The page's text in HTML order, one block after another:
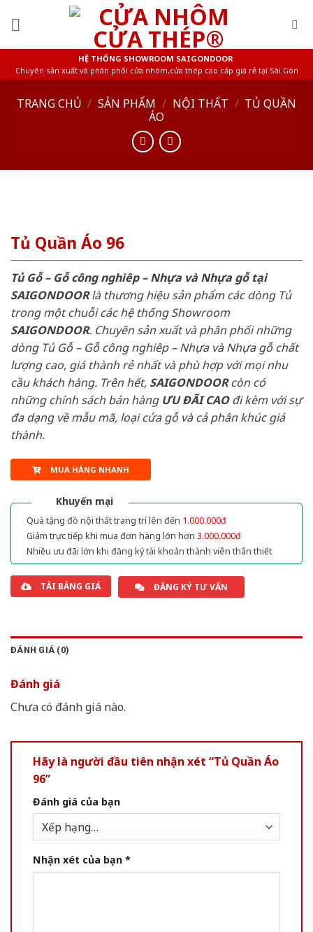
HỆ THỐNG SHOWROOM SAIGONDOOR
Chuyên sản xuất và phân phối cửa nhôm,cửa thép cao cấp giá rẻ tại Sài Gòn
TRANG CHỦ / SẢN PHẨM / NỘI THẤT / TỦ QUẦN
ÁO
Tủ Quần Áo 96
Tủ Gỗ – Gỗ công nghiêp – Nhựa và Nhựa gỗ tại
SAIGONDOORlà thương hiệu sản phẩm các dòng Tủ
trong một chuỗi các hệ thống Showroom
SAIGONDOOR. Chuyên sản xuất và phân phối những
dòng Tủ Gỗ – Gỗ công nghiêp – Nhựa và Nhựa gỗ chất
lượng cao, giá thành rẻ nhất và phù hợp với mọi nhu
cầu khách hàng. Trên hết, SAIGONDOORcòn có
những chính sách bán hàng ƯU ĐÃI CAOđi kèm với sự
đa dạng về mẫu mã, loại cửa gỗ và cả phân khúc giá
thành.
MUA HÀNG NHANH
Khuyến mại
Quà tặng đồ nội thất trang trí lên đến 1.000.000đ
Giảm trực tiếp khi mua đơn hàng lớn hơn 3.000.000đ
Nhiều ưu đãi lớn khi đăng ký tài khoản thành viên thân thiết
TẢI BẢNG GIÁ ĐĂNG KÝ TƯ VẤN
ĐÁNH GIÁ (0)
Đánh giá
Chưa có đánh giá nào.
Hãy là người đầu tiên nhận xét “Tủ Quần Áo
96”
Đánh giá của bạn
Nhận xét của bạn *